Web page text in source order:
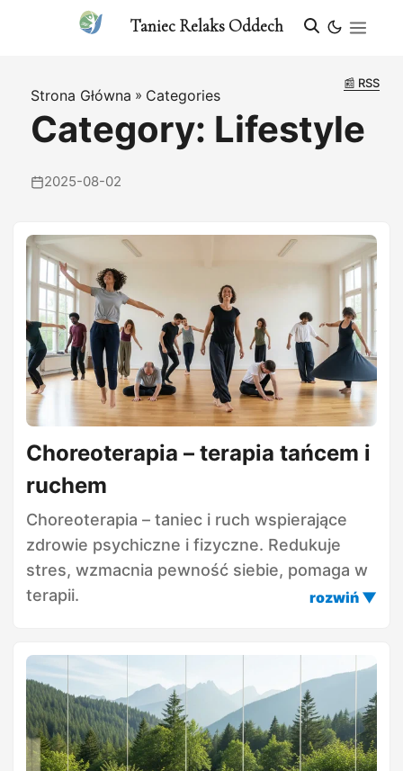
Taniec Relaks Oddech
Strona Główna » Categories
Category: Lifestyle
📰 RSS
2025-08-02
Choreoterapia – terapia tańcem i
ruchem
Choreoterapia – taniec i ruch wspierające
zdrowie psychiczne i fizyczne. Redukuje
stres, wzmacnia pewność siebie, pomaga w
terapii.